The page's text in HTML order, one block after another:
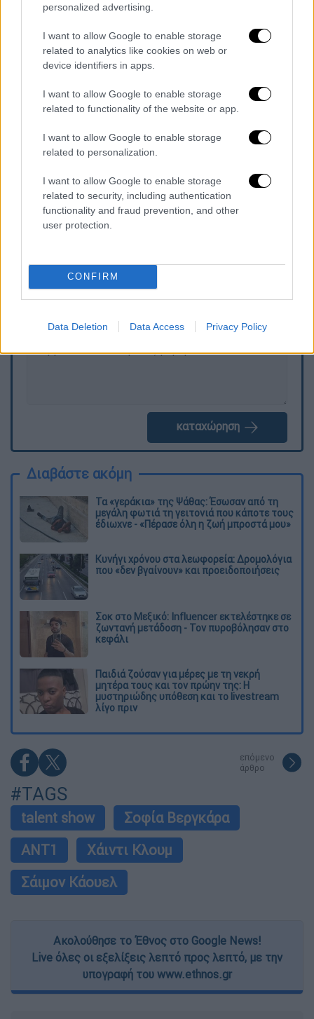
personalized advertising.
I want to allow Google to enable storage
related to analytics like cookies on web or
device identifiers in apps.
I want to allow Google to enable storage
related to functionality of the website or app.
I want to allow Google to enable storage
related to personalization.
I want to allow Google to enable storage
related to security, including authentication
functionality and fraud prevention, and other
user protection.
CONFIRM
Data Deletion Data Access Privacy Policy
Το «America’s Got Talent» είναι πολλά
περισσότερα από ένας διαγωνισμός.Είναι
μία γιορτή δημιουργικότητας και
ανθρώπινου ταλέντου, μία εμπειρία που
εμπνέει, συγκινεί και καθηλώνει
, ένα talent
ψυχαγωγίας, και έρχεται στον ΑΝΤ1 για να
μας συναρπάσει.
ΕΘΝΟΣ θα παρεμβαίνει και τα προσβλητικά σχόλια θα
διαγράφονται
καταχώρηση
Διαβάστε ακόμη
Τα «γεράκια» της Ψάθας: Έσωσαν από τη
μεγάλη φωτιά τη γειτονιά που κάποτε τους
έδιωχνε - «Πέρασε όλη η ζωή μπροστά μου»
Κυνήγι χρόνου στα λεωφορεία: Δρομολόγια
που «δεν βγαίνουν» και προειδοποιήσεις
Σοκ στο Μεξικό: Influencer εκτελέστηκε σε
ζωντανή μετάδοση - Τον πυροβόλησαν στο
κεφάλι
Παιδιά ζούσαν για μέρες με τη νεκρή
μητέρα τους και τον πρώην της: Η
μυστηριώδης υπόθεση και το livestream
λίγο πριν
επόμενο
άρθρο
#TAGS
talent show
Σοφία Βεργκάρα
ΑΝΤ1
Χάιντι Κλουμ
Σάιμον Κάουελ
Ακολούθησε το Έθνος στο Google News!
Live όλες οι εξελίξεις λεπτό προς λεπτό, με την
υπογραφή του www.ethnos.gr